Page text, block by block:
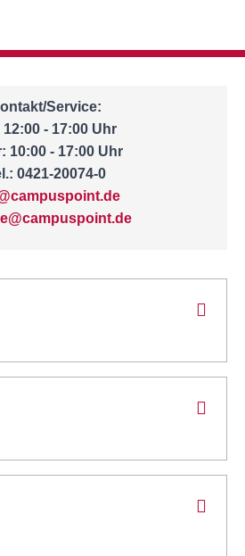
Service:
12:00 - 17:00 Uhr
10:00 - 17:00 Uhr
0421-20074-0